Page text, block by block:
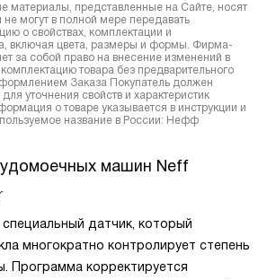
материалы, представленные на Сайте, носят
не могут в полной мере передавать
о свойствах, комплектации и
включая цвета, размеры и формы. Фирма-
за собой право на внесение изменений в
товара без предварительного
Заказа Покупатель должен
уточнения свойств и характеристик
о товаре указывается в инструкции и
название в России: Нефф
машин Neff
датчик, который
многократно контролирует степень
Программа корректируется